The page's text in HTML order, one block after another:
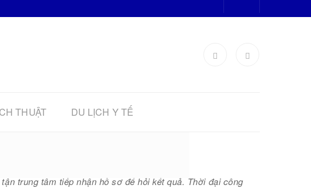
THUẬT DU LỊCH Y TẾ
trung tâm tiếp nhận hồ sơ để hỏi kết quả. Thời đại công